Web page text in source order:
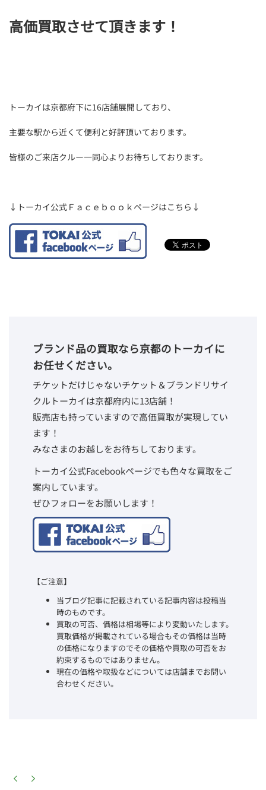
高価買取させて頂きます！
トーカイは京都府下に16店舗展開しており、
主要な駅から近くて便利と好評頂いております。
皆様のご来店クルー一同心よりお待ちしております。
↓トーカイ公式Ｆａｃｅｂｏｏｋページはこちら↓
ブランド品の買取なら京都のトーカイに
お任せください。
チケットだけじゃないチケット＆ブランドリサイ
クルトーカイは京都府内に13店舗！
販売店も持っていますので高価買取が実現してい
ます！
みなさまのお越しをお待ちしております。
トーカイ公式Facebookページでも色々な買取をご
案内しています。
ぜひフォローをお願いします！
【ご注意】
当ブログ記事に記載されている記事内容は投稿当
時のものです。
買取の可否、価格は相場等により変動いたします。
買取価格が掲載されている場合もその価格は当時
の価格になりますのでその価格や買取の可否をお
約束するものではありません。
現在の価格や取扱などについては店舗までお問い
合わせください。